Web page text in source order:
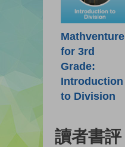
Mathventure
for 3rd
Grade:
Introduction
to Division
讀者書評